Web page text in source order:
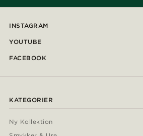
INSTAGRAM
YOUTUBE
FACEBOOK
KATEGORIER
Ny Kollektion